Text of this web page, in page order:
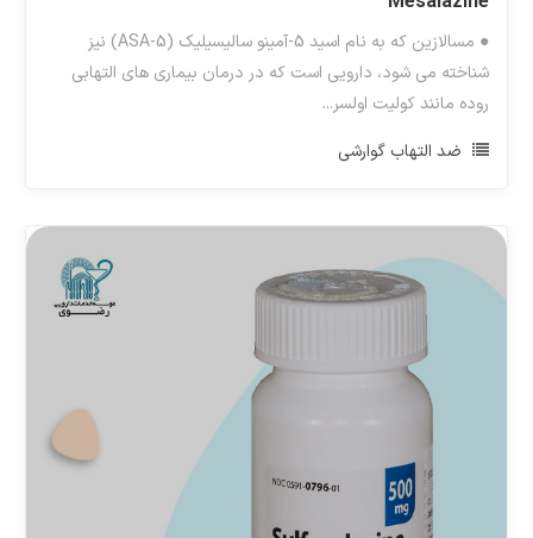
● مسالازین که به نام اسید 5-آمینو سالیسیلیک (5-ASA) نیز
شناخته می شود، دارویی است که در درمان بیماری های التهابی
روده مانند کولیت اولسر...
ضد التهاب گوارشی